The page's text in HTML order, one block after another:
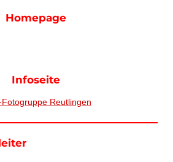
Homepage
Infoseite
Fotogruppe Reutlingen